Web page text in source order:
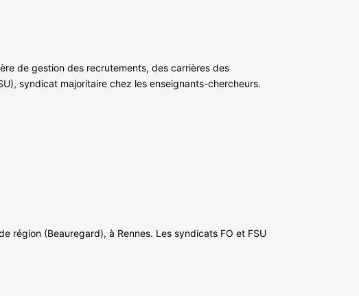
de gestion des recrutements, des carrières des
syndicat majoritaire chez les enseignants-chercheurs.
région (Beauregard), à Rennes. Les syndicats FO et FSU